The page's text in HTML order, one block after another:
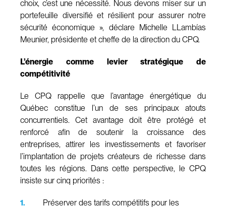
choix, c’est une nécessité. Nous devons miser sur un
portefeuille diversifié et résilient pour assurer notre
sécurité économique », déclare Michelle LLambías
Meunier, présidente et cheffe de la direction du CPQ.
L’énergie comme levier stratégique de
compétitivité
Le CPQ rappelle que l’avantage énergétique du
Québec constitue l’un de ses principaux atouts
concurrentiels. Cet avantage doit être protégé et
renforcé afin de soutenir la croissance des
entreprises, attirer les investissements et favoriser
l’implantation de projets créateurs de richesse dans
toutes les régions. Dans cette perspective, le CPQ
insiste sur cinq priorités :
Préserver des tarifs compétitifs pour les